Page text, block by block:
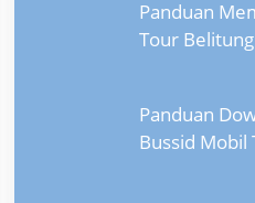
Panduan
Tour
Panduan
Bussid Mobil